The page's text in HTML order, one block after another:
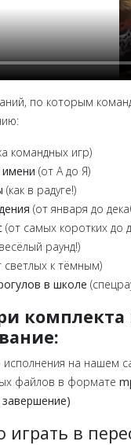
по которым
командных игр)
(от А до Я)
(как в радуге!)
(от января до
(от самых коротких до
раунд!)
светлых к тёмным)
в школе
на нашем
файлов в формате
играть в